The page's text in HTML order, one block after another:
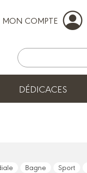
MON COMPTE
DÉDICACES
Bagne Sport